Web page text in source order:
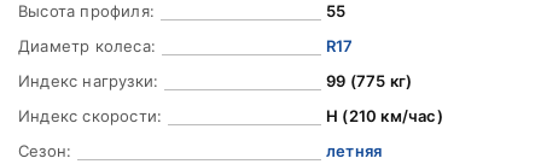
Высота профиля:
55
Диаметр колеса:
R17
Индекс нагрузки:
99 (775 кг)
Индекс скорости:
H (210 км/час)
Сезон:
летняя